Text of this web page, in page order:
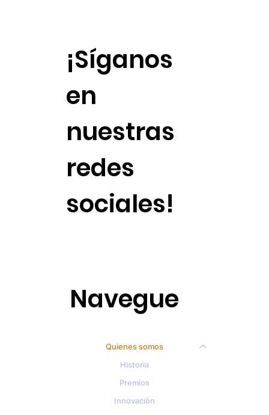
Navegue
Quienes somos
Historia
Premios
Innovación
¡Síganos
en
nuestras
redes
sociales!